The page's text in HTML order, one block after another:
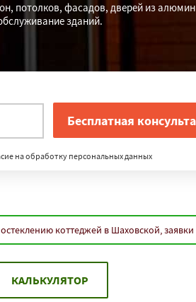
потолков, фасадов, дверей из
зданий.
на обработку персональных данных
коттеджей в Шаховской,
КАЛЬКУЛЯТОР